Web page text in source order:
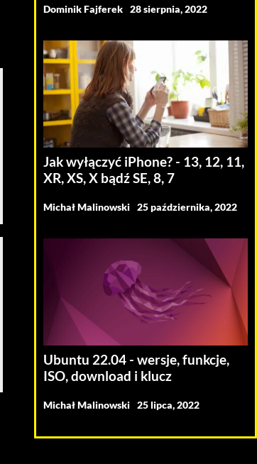
Dominik Fajferek 28 sierpnia, 2022
Jak wyłączyć iPhone? - 13, 12, 11,
XR, XS, X bądź SE, 8, 7
Michał Malinowski 25 października, 2022
Ubuntu 22.04 - wersje, funkcje,
ISO, download i klucz
Michał Malinowski 25 lipca, 2022